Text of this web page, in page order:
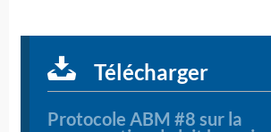
Télécharger
Protocole ABM #8 sur la